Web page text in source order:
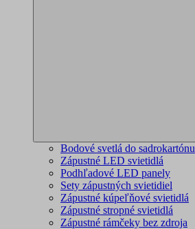
Bodové svetlá do sadrokartónu
Zápustné LED svietidlá
Podhľadové LED panely
Sety zápustných svietidiel
Zápustné kúpeľňové svietidlá
Zápustné stropné svietidlá
Zápustné rámčeky bez zdroja